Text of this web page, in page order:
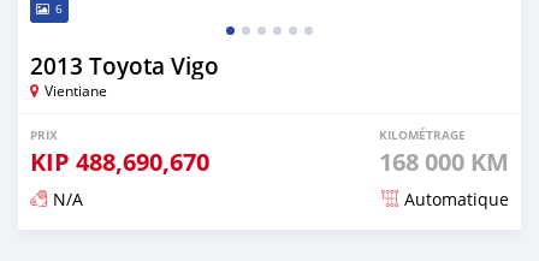
6
2013 Toyota Vigo
Vientiane
PRIX
KIP 488,690,670
KILOMÉTRAGE
168 000 KM
N/A Automatique